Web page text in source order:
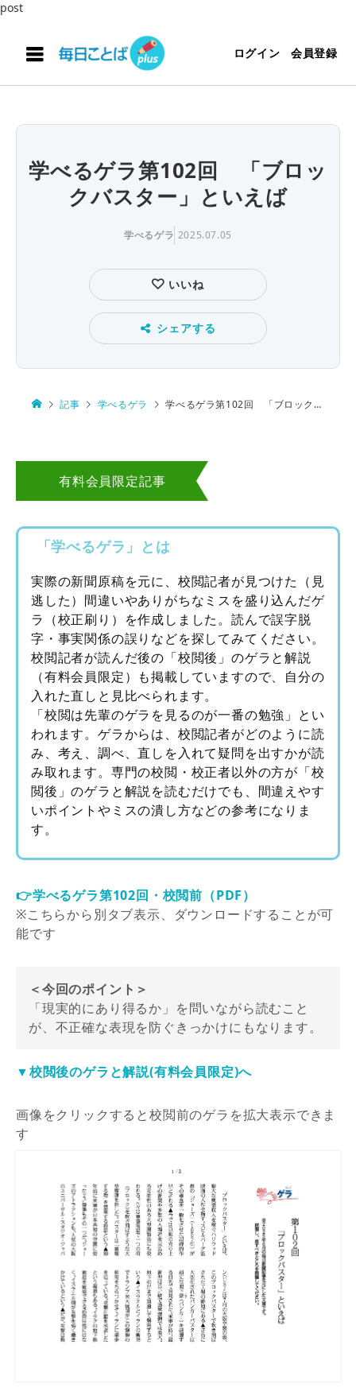
post
ログイン 会員登録
学べるゲラ第102回 「ブロッ
クバスター」といえば
学べるゲラ 2025.07.05
いいね
シェアする
記事 学べるゲラ 学べるゲラ第102回 「ブロックバスター」といえば
有料会員限定記事
「学べるゲラ」とは
実際の新聞原稿を元に、校閲記者が見つけた（見
逃した）間違いやありがちなミスを盛り込んだゲ
ラ（校正刷り）を作成しました。読んで誤字脱
字・事実関係の誤りなどを探してみてください。
校閲記者が読んだ後の「校閲後」のゲラと解説
（有料会員限定）も掲載していますので、自分の
入れた直しと見比べられます。
「校閲は先輩のゲラを見るのが一番の勉強」とい
われます。ゲラからは、校閲記者がどのように読
み、考え、調べ、直しを入れて疑問を出すかが読
み取れます。専門の校閲・校正者以外の方が「校
閲後」のゲラと解説を読むだけでも、間違えやす
いポイントやミスの潰し方などの参考になりま
す。
👉学べるゲラ第102回・校閲前（PDF）
※こちらから別タブ表示、ダウンロードすることが可
能です
＜今回のポイント＞
「現実的にあり得るか」を問いながら読むこと
が、不正確な表現を防ぐきっかけにもなります。
▼校閲後のゲラと解説(有料会員限定)へ
画像をクリックすると校閲前のゲラを拡大表示できま
す